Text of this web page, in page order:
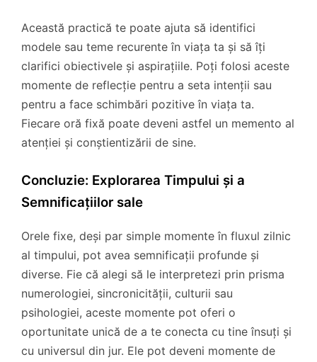
Această practică te poate ajuta să identifici
modele sau teme recurente în viața ta și să îți
clarifici obiectivele și aspirațiile. Poți folosi aceste
momente de reflecție pentru a seta intenții sau
pentru a face schimbări pozitive în viața ta.
Fiecare oră fixă poate deveni astfel un memento al
atenției și conștientizării de sine.
Concluzie: Explorarea Timpului și a
Semnificațiilor sale
Orele fixe, deși par simple momente în fluxul zilnic
al timpului, pot avea semnificații profunde și
diverse. Fie că alegi să le interpretezi prin prisma
numerologiei, sincronicității, culturii sau
psihologiei, aceste momente pot oferi o
oportunitate unică de a te conecta cu tine însuți și
cu universul din jur. Ele pot deveni momente de